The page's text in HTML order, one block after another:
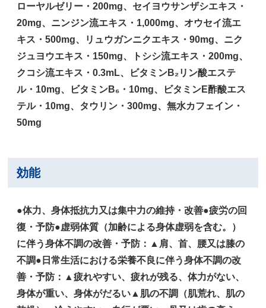
ローヤルゼリー・200mg、セイヨウサンザシエキス・
20mg、ニンジン流エキス・1,000mg、オウセイ流エ
キス・500mg、リュウガンニクエキス・90mg、ニク
ジュヨウエキス・150mg、トシシ流エキス・200mg、
クコシ流エキス・0.3mL、ビタミンB₂リン酸エステ
ル・10mg、ビタミンB₆・10mg、ビタミンE酢酸エス
テル・10mg、タウリン・300mg、無水カフェイン・
50mg
効能
●体力、身体抵抗力又は集中力の維持・改善●疲労の回
復・予防●虚弱体質（加齢による身体虚弱を含む。）
に伴う身体不調の改善・予防：▲肩、首、腰又は膝の
不調●日常生活における栄養不良に伴う身体不調の改
善・予防：▲疲れやすい、疲れが残る、体力がない、
身体が重い、身体がだるい▲肌の不調（肌荒れ、肌の